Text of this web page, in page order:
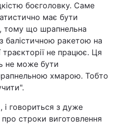
боєголовку. Саме
має бути
тому що шрапнельна
балістичною ракетою на
траєкторії не працює. Ця
не може бути
хмарою. Тобто
говориться з дуже
строки виготовлення